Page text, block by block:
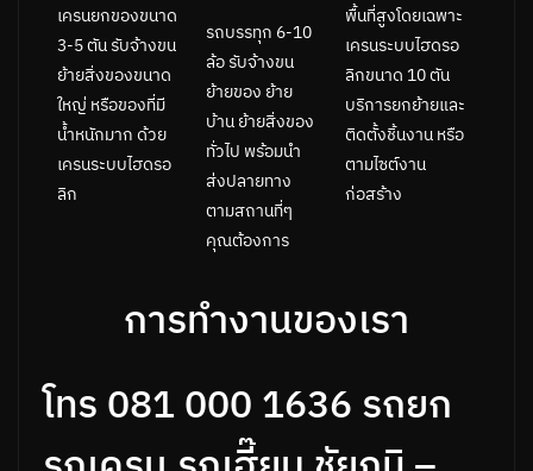
เครนยกของขนาด
3-5 ตัน รับจ้างขน
ย้ายสิ่งของขนาด
ใหญ่ หรือของที่มี
น้ำหนักมาก ด้วย
เครนระบบไฮดรอ
ลิก
รถบรรทุก 6-10
ล้อ รับจ้างขน
ย้ายของ ย้าย
บ้าน ย้ายสิ่งของ
ทั่วไป พร้อมนำ
ส่งปลายทาง
ตามสถานที่ๆ
คุณต้องการ
พื้นที่สูงโดยเฉพาะ
เครนระบบไฮดรอ
ลิกขนาด 10 ตัน
บริการยกย้ายและ
ติดตั้งชิ้นงาน หรือ
ตามไซต์งาน
ก่อสร้าง
การทำงานของเรา
โทร 081 000 1636 รถยก